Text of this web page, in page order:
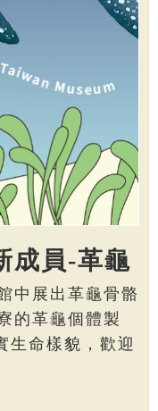
成員-革龜
中展出革龜骨骼
的革龜個體製
生命樣貌，歡迎